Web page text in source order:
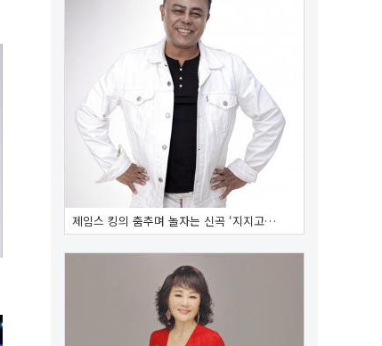
제임스 킹의 춤추며 놀자는 신곡 ‘지지고…